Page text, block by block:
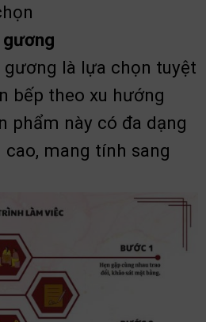
là lựa chọn tuyệt
bếp theo xu hướng
phẩm này có đa dạng
cao, mang tính sang